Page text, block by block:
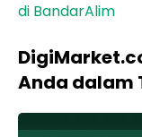
di BandarAlim
Anda dalam